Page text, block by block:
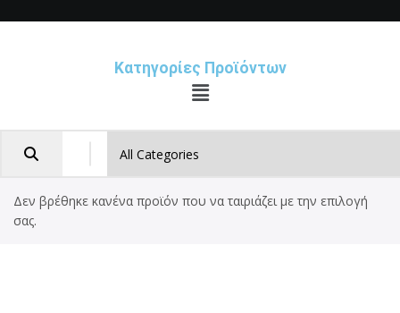
Κατηγορίες Προϊόντων
Δεν βρέθηκε κανένα προϊόν που να ταιριάζει με την επιλογή
σας.